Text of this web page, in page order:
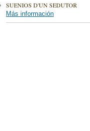
SUENIOS D'UN SEDUTOR
Más información